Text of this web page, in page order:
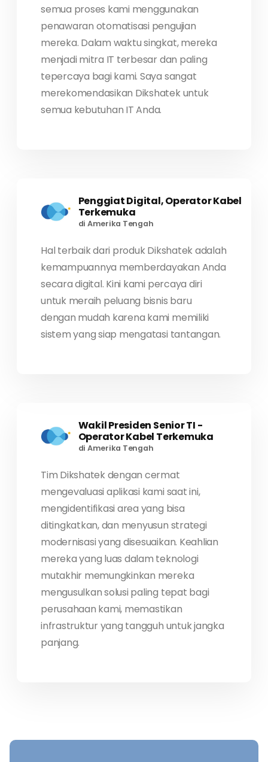
semua proses kami menggunakan
penawaran otomatisasi pengujian
mereka. Dalam waktu singkat, mereka
menjadi mitra IT terbesar dan paling
tepercaya bagi kami. Saya sangat
merekomendasikan Dikshatek untuk
semua kebutuhan IT Anda.
Penggiat Digital, Operator Kabel
Terkemuka
di Amerika Tengah
Hal terbaik dari produk Dikshatek adalah
kemampuannya memberdayakan Anda
secara digital. Kini kami percaya diri
untuk meraih peluang bisnis baru
dengan mudah karena kami memiliki
sistem yang siap mengatasi tantangan.
Wakil Presiden Senior TI -
Operator Kabel Terkemuka
di Amerika Tengah
Tim Dikshatek dengan cermat
mengevaluasi aplikasi kami saat ini,
mengidentifikasi area yang bisa
ditingkatkan, dan menyusun strategi
modernisasi yang disesuaikan. Keahlian
mereka yang luas dalam teknologi
mutakhir memungkinkan mereka
mengusulkan solusi paling tepat bagi
perusahaan kami, memastikan
infrastruktur yang tangguh untuk jangka
panjang.